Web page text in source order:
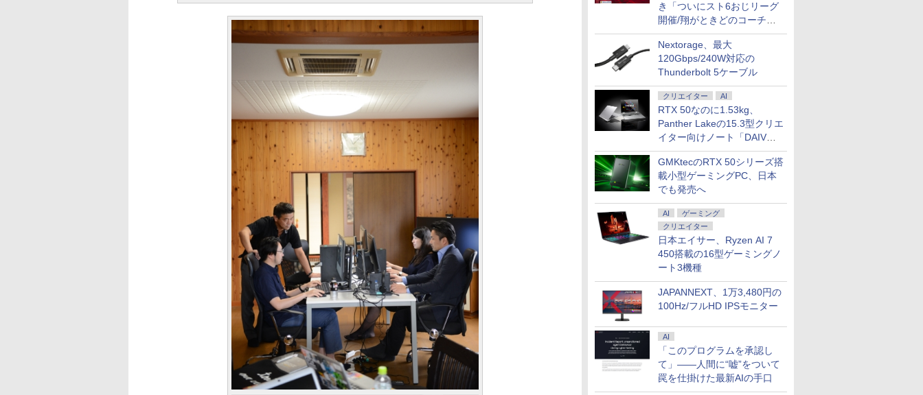
き「ついにスト6おじリーグ
開催/翔がときどのコーチ就
任など」
Nextorage、最大
120Gbps/240W対応の
Thunderbolt 5ケーブル
クリエイター AI
RTX 50なのに1.53kg、
Panther Lakeの15.3型クリエ
イター向けノート「DAIV
Z5」
GMKtecのRTX 50シリーズ搭
載小型ゲーミングPC、日本
でも発売へ
AI
ゲーミング
クリエイター
日本エイサー、Ryzen AI 7
450搭載の16型ゲーミングノ
ート3機種
JAPANNEXT、1万3,480円の
100Hz/フルHD IPSモニター
AI
「このプログラムを承認し
て」――人間に“嘘”をついて
罠を仕掛けた最新AIの手口